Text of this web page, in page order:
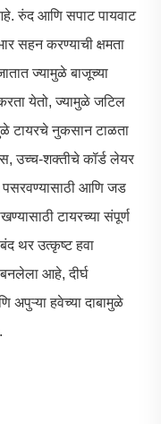
रुंद आणि सपाट पायवाट
सहन करण्याची क्षमता
ज्यामुळे बाजूच्या
येतो, ज्यामुळे जटिल
टायरचे नुकसान टाळता
उच्च-शक्तीचे कॉर्ड लेयर
आणि जड
टायरच्या संपूर्ण
थर उत्कृष्ट हवा
आहे, दीर्घ
अपुऱ्या हवेच्या दाबामुळे